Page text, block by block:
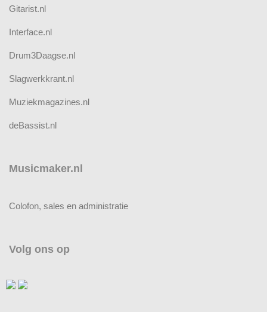
Gitarist.nl
Interface.nl
Drum3Daagse.nl
Slagwerkkrant.nl
Muziekmagazines.nl
deBassist.nl
Musicmaker.nl
Colofon, sales en administratie
Volg ons op